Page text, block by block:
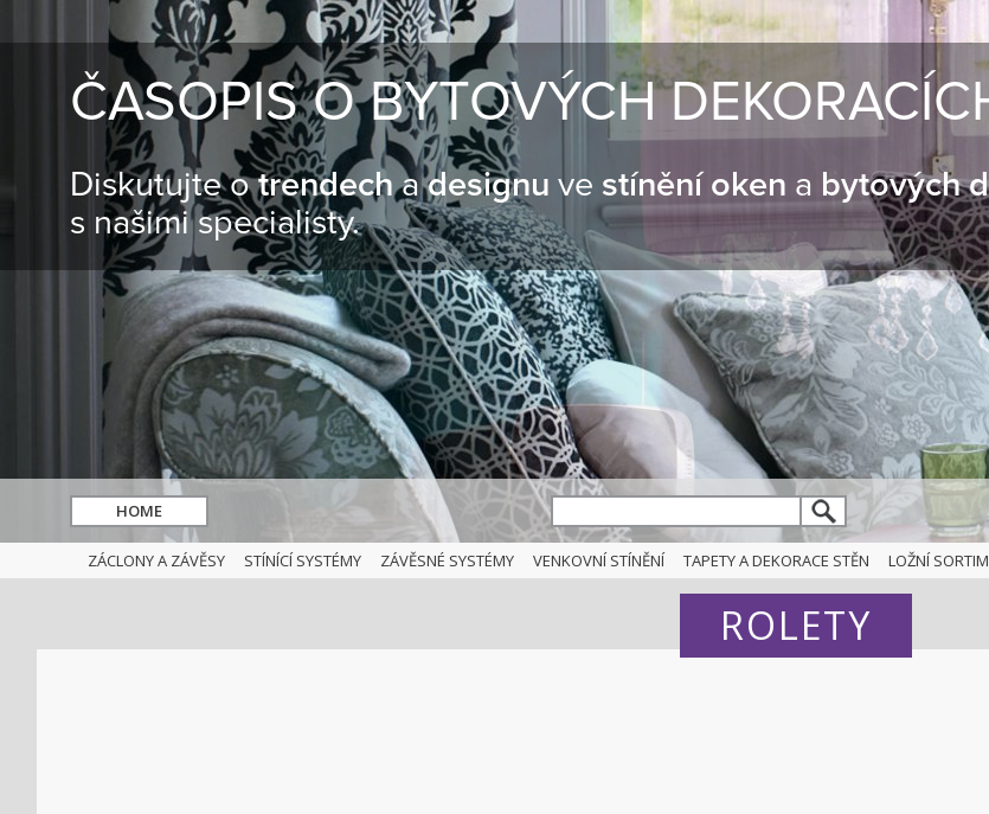
ČASOPIS O BYTOVÝCH
Diskutujte otrendechadesignu ve stínění oken a bytových
s našimi specialisty.
HOME
ZÁCLONY A ZÁVĚSY STÍNÍCÍ SYSTÉMY ZÁVĚSNÉ SYSTÉMY VENKOVNÍ STÍNĚNÍ TAPETY A DEKORACE STĚN LOŽNÍ
ROLETY